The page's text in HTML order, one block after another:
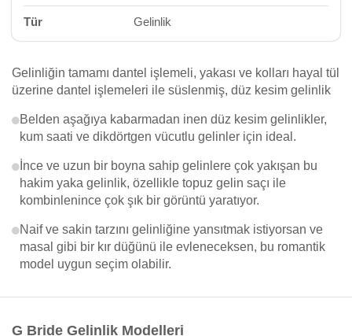
Tür Gelinlik
Gelinliğin tamamı dantel işlemeli, yakası ve kolları hayal tül
üzerine dantel işlemeleri ile süslenmiş, düz kesim gelinlik
Belden aşağıya kabarmadan inen düz kesim gelinlikler,
kum saati ve dikdörtgen vücutlu gelinler için ideal.
İnce ve uzun bir boyna sahip gelinlere çok yakışan bu
hakim yaka gelinlik, özellikle topuz gelin saçı ile
kombinlenince çok şık bir görüntü yaratıyor.
Naif ve sakin tarzını gelinliğine yansıtmak istiyorsan ve
masal gibi bir kır düğünü ile evleneceksen, bu romantik
model uygun seçim olabilir.
G Bride Gelinlik Modelleri